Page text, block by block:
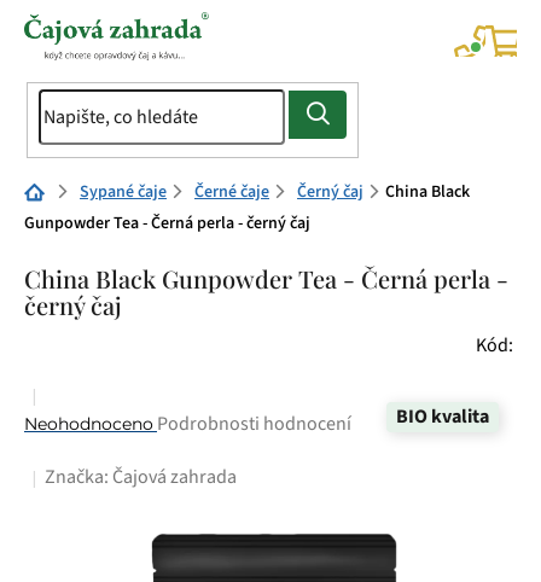
Přejít
Domů Sypané čaje Černé čaje Černý čaj
China Black
Gunpowder Tea - Černá perla - černý čaj
China Black Gunpowder Tea - Černá perla -
černý čaj
Kód:
BIO kvalita
Průměrné
produktu
Neohodnoceno Podrobnosti hodnocení
Značka: Čajová zahrada